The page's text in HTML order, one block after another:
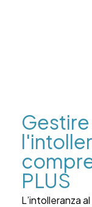
PLUS
L’intolleranza